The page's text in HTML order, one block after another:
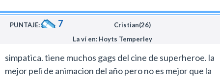
PUNTAJE: 7
Cristian(26)
La ví en: Hoyts Temperley
simpatica. tiene muchos gags del cine de superheroe. la
mejor peli de animacion del año pero no es mejor que la